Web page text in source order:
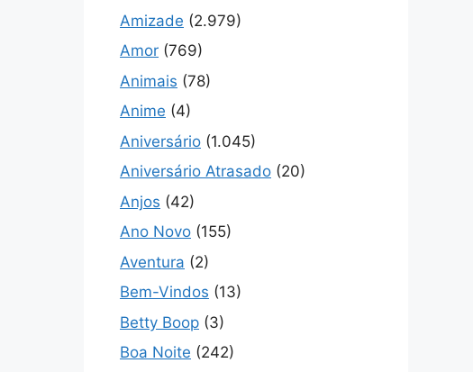
Amizade (2.979)
Amor (769)
Animais (78)
Anime (4)
Aniversário (1.045)
Aniversário Atrasado (20)
Anjos (42)
Ano Novo (155)
Aventura (2)
Bem-Vindos (13)
Betty Boop (3)
Boa Noite (242)